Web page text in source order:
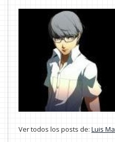
Ver todos los posts de: Luis